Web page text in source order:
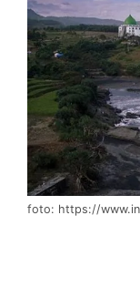
foto: https://